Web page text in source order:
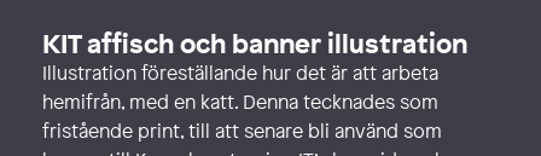
KIT affisch och banner illustration
Illustration föreställande hur det är att arbeta
hemifrån, med en katt. Denna tecknades som
fristående print, till att senare bli använd som